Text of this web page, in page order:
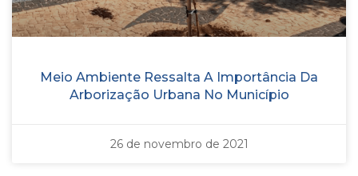
Meio Ambiente Ressalta A Importância Da
Arborização Urbana No Município
26 de novembro de 2021